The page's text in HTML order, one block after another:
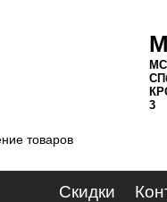
3
товаров
Скидки